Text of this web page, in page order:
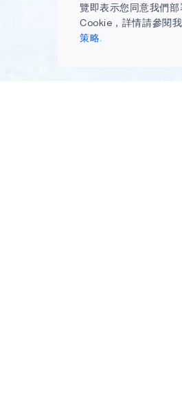
覽即表示您同意我們部
Cookie，詳情請參閱
策略.